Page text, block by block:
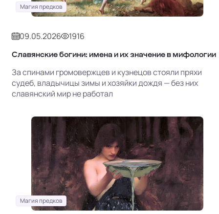
Магия предков
09.05.2026 1916
Славянские богини: имена и их значение в мифологии
За спинами громовержцев и кузнецов стояли пряхи
судеб, владычицы зимы и хозяйки дождя — без них
славянский мир не работал
Магия предков